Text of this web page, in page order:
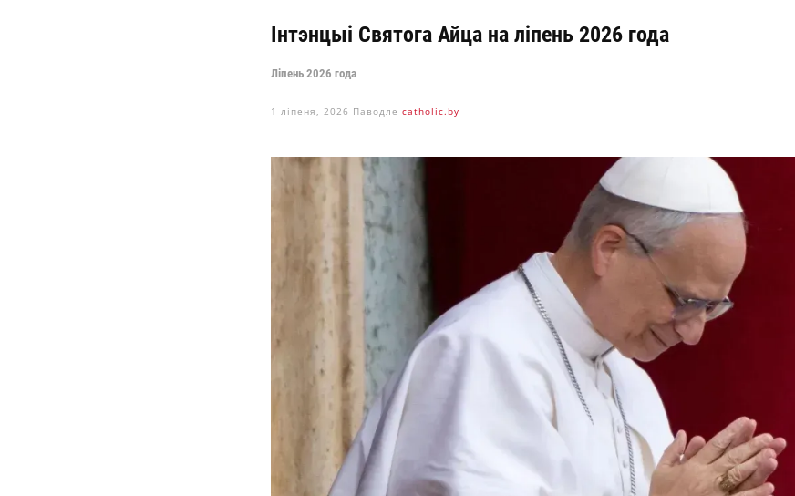
Інтэнцыі Святога Айца на ліпень 2026 года
Ліпень 2026 года
1 ліпеня, 2026 Паводле catholic.by